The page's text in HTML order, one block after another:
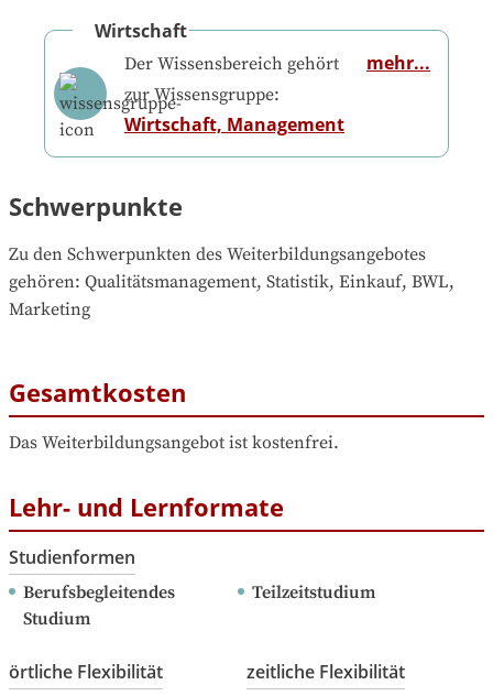
Wirtschaft
Der Wissensbereich gehört
zur Wissensgruppe:
Wirtschaft, Management
mehr...
Schwerpunkte
Zu den Schwerpunkten des Weiterbildungsangebotes
gehören: Qualitätsmanagement, Statistik, Einkauf, BWL,
Marketing
Gesamtkosten
Das Weiterbildungsangebot ist kostenfrei.
Lehr- und Lernformate
Studienformen
Berufsbegleitendes
Studium
Teilzeitstudium
örtliche Flexibilität zeitliche Flexibilität